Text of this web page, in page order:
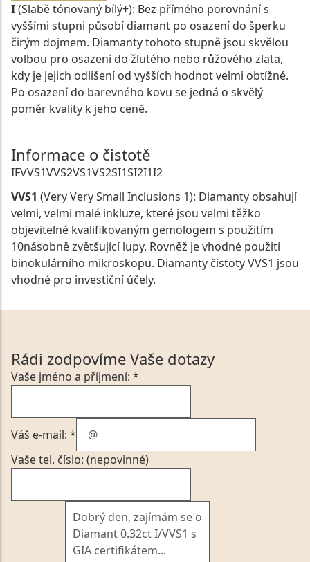
I(Slabě tónovaný bílý+): Bez přímého porovnání s
vyššími stupni působí diamant po osazení do šperku
čirým dojmem. Diamanty tohoto stupně jsou skvělou
volbou pro osazení do žlutého nebo růžového zlata,
kdy je jejich odlišení od vyšších hodnot velmi obtížné.
Po osazení do barevného kovu se jedná o skvělý
poměr kvality k jeho ceně.
Informace o čistotě
IFVVS1VVS2VS1VS2SI1SI2I1I2
VVS1 (Very Very Small Inclusions 1): Diamanty obsahují
velmi, velmi malé inkluze, které jsou velmi těžko
objevitelné kvalifikovaným gemologem s použitím
10násobně zvětšující lupy. Rovněž je vhodné použití
binokulárního mikroskopu. Diamanty čistoty VVS1 jsou
vhodné pro investiční účely.
Rádi zodpovíme Vaše dotazy
Vaše jméno a příjmení: *
Váš e-mail: *
Vaše tel. číslo: (nepovinné)